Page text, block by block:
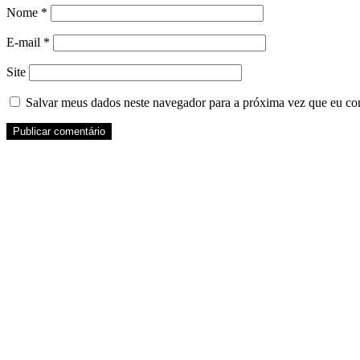
Nome *
E-mail *
Site
Salvar meus dados neste navegador para a próxima vez que eu